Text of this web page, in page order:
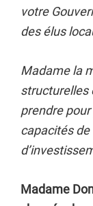
votre
des élus
Madame la
structurelles
prendre
capacités
Madame